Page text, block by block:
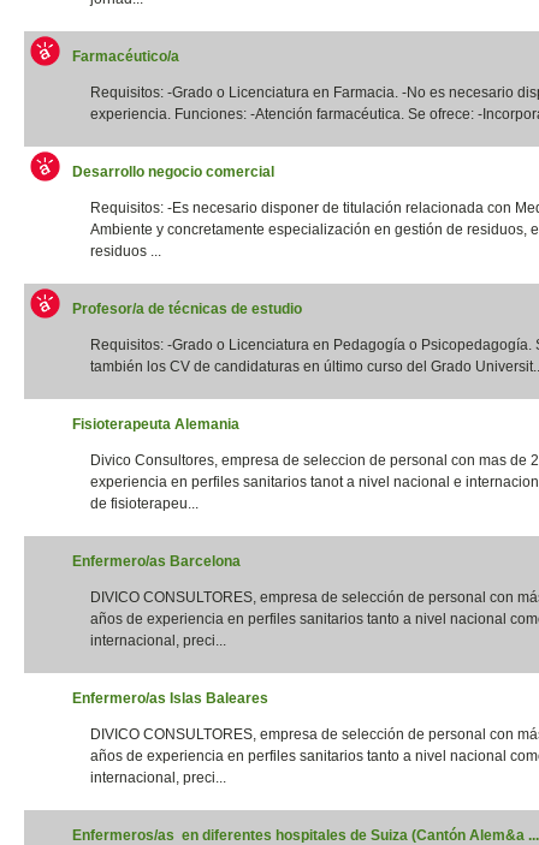
Farmacéutico/a
Requisitos: -Grado o Licenciatura en Farmacia. -No es necesario
experiencia. Funciones: -Atención farmacéutica. Se ofrece: -
Desarrollo negocio comercial
Requisitos: -Es necesario disponer de titulación relacionada con
Ambiente y concretamente especialización en gestión de residuos,
residuos ...
Profesor/a de técnicas de estudio
Requisitos: -Grado o Licenciatura en Pedagogía o Psicopedagogía.
también los CV de candidaturas en último curso del Grado
Fisioterapeuta Alemania
Divico Consultores, empresa de seleccion de personal con mas de
experiencia en perfiles sanitarios tanot a nivel nacional e
de fisioterapeu...
Enfermero/as Barcelona
DIVICO CONSULTORES, empresa de selección de personal con
años de experiencia en perfiles sanitarios tanto a nivel nacional
internacional, preci...
Enfermero/as Islas Baleares
DIVICO CONSULTORES, empresa de selección de personal con
años de experiencia en perfiles sanitarios tanto a nivel nacional
internacional, preci...
Enfermeros/as en diferentes hospitales de Suiza (Cantón Alem&a ...